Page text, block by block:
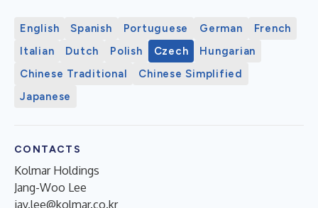
English Spanish Portuguese German
French
Italian
Dutch Polish Czech
Hungarian
Chinese Traditional
Chinese Simplified
Japanese
CONTACTS
Kolmar Holdings
Jang-Woo Lee
jay.lee@kolmar.co.kr